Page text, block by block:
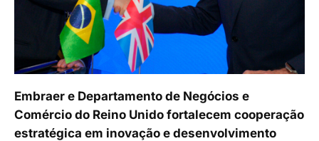
Embraer e Departamento de Negócios e
Comércio do Reino Unido fortalecem cooperação
estratégica em inovação e desenvolvimento